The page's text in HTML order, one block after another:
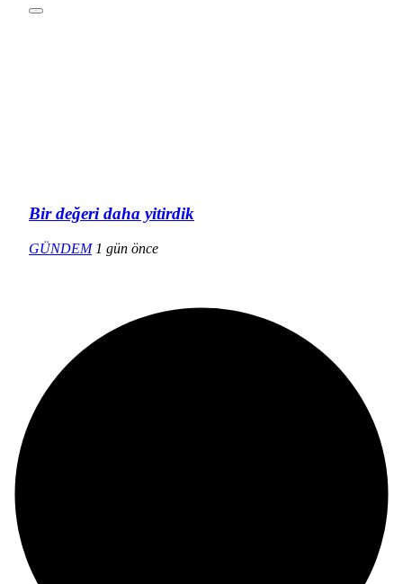
Bir değeri daha yitirdik
GÜNDEM 1 gün önce